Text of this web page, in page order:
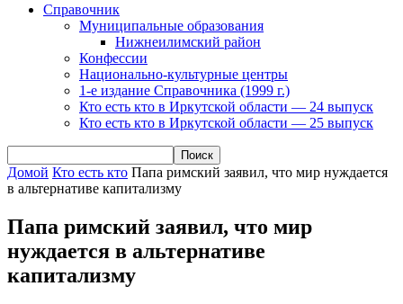
Справочник
Муниципальные образования
Нижнеилимский район
Конфессии
Национально-культурные центры
1-е издание Справочника (1999 г.)
Кто есть кто в Иркутской области — 24 выпуск
Кто есть кто в Иркутской области — 25 выпуск
Домой Кто есть кто Папа римский заявил, что мир нуждается
в альтернативе капитализму
Папа римский заявил, что мир
нуждается в альтернативе
капитализму